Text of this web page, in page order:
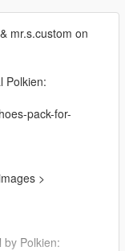
mr.s.custom on
Polkien:
pack-for-
>
Polkien: